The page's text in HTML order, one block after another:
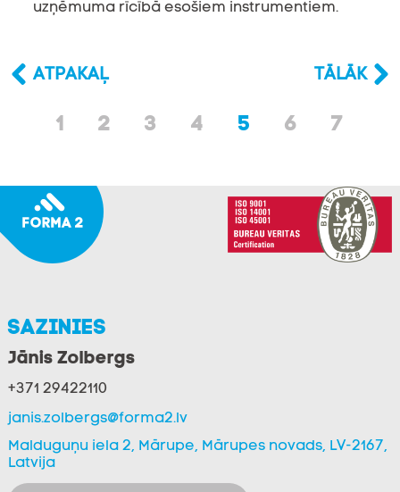
uzņēmuma rīcībā esošiem instrumentiem.
ATPAKAĻ TĀLĀK
1 2 3 4 5 6 7
Sazinies
Jānis Zolbergs
+371 29422110
janis.zolbergs@forma2.lv
Malduguņu iela 2, Mārupe, Mārupes novads, LV-2167,
Latvija